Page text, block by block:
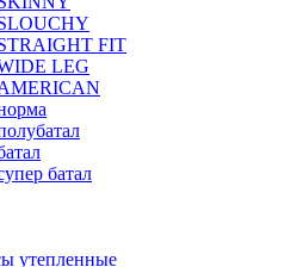
FIT
LEG
батал
утепленные